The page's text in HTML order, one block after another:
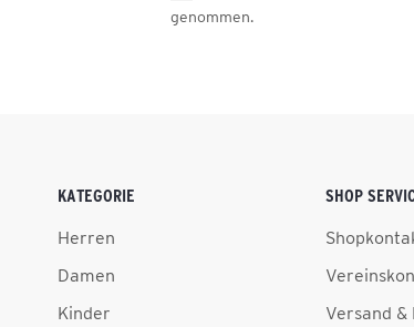
genommen.
KATEGORIE
Herren
Damen
Kinder
SHOP
Versand